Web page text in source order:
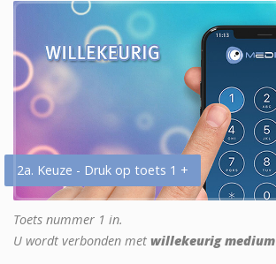
2a. Keuze - Druk op toets 1 +
Toets nummer 1 in.
U wordt verbonden met willekeurig medium